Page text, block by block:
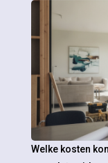
Welke kosten